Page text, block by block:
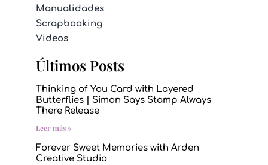
Manualidades
Scrapbooking
Videos
Últimos Posts
Thinking of You Card with Layered
Butterflies | Simon Says Stamp Always
There Release
Leer más »
Forever Sweet Memories with Arden
Creative Studio